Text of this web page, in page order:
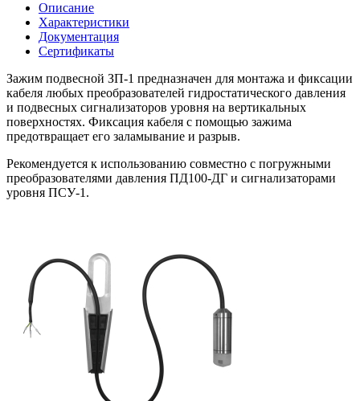
Описание
Характеристики
Документация
Сертификаты
Зажим подвесной ЗП-1 предназначен для монтажа и фиксации
кабеля любых преобразователей гидростатического давления
и подвесных сигнализаторов уровня на вертикальных
поверхностях. Фиксация кабеля с помощью зажима
предотвращает его заламывание и разрыв.
Рекомендуется к использованию совместно с погружными
преобразователями давления ПД100-ДГ и сигнализаторами
уровня ПСУ-1.